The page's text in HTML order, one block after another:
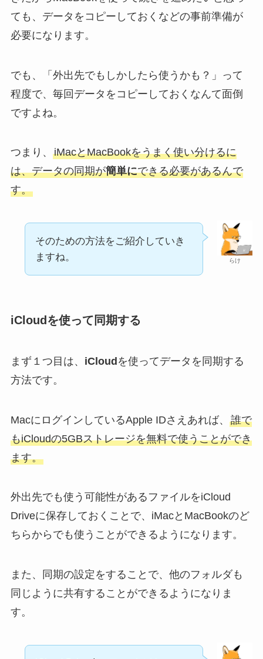
ても、データをコピーしておくなどの事前準備が
必要になります。
でも、「外出先でもしかしたら使うかも？」って
程度で、毎回データをコピーしておくなんて面倒
ですよね。
つまり、 iMacとMacBookをうまく使い分けるに
は、データの同期が簡単にできる必要があるんで
す。
らけ
そのための方法をご紹介していき
ますね。
iCloudを使って同期する
まず１つ目は、 iCloudを使ってデータを同期する
方法です。
MacにログインしているApple IDさえあれば、 誰で
もiCloudの5GBストレージを無料で使うことができ
ます。
外出先でも使う可能性があるファイルをiCloud
Driveに保存しておくことで、iMacとMacBookのど
ちらからでも使うことができるようになります。
また、同期の設定をすることで、他のフォルダも
同じように共有することができるようになりま
す。